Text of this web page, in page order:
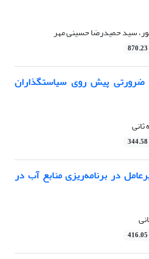
سید حمیدرضا حسینی مهر
ضرورتی پیش روی سیاستگذاران
در برنامه‌ریزی منابع آب در